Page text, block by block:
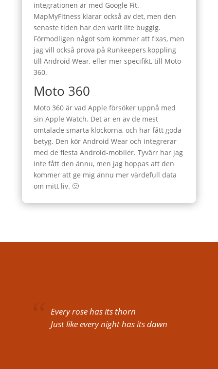
integrationen är med Google Fit.
MapMyFitness klarar också av det, men den
senaste tiden har den varit lite buggig.
Förmodligen något som kommer att fixas, men
jag vill också prova på Runkeepers koppling
till Android Wear, eller mer specifikt, till Moto
360.
Moto 360
Moto 360 är vad Apple försöker uppnå med
sin Apple Watch. Det är en av de mest
omtalade smarta klockorna, och har fått goda
betyg. Den kör Android Wear och integrerar
med de flesta Android-mobiler. Tyvärr har jag
inte fått den ännu, men jag hoppas att den
kommer att ge mig ännu mer värdefull data
om mitt liv. 🙂
Every rose has its thorn
Just like every night has its dawn